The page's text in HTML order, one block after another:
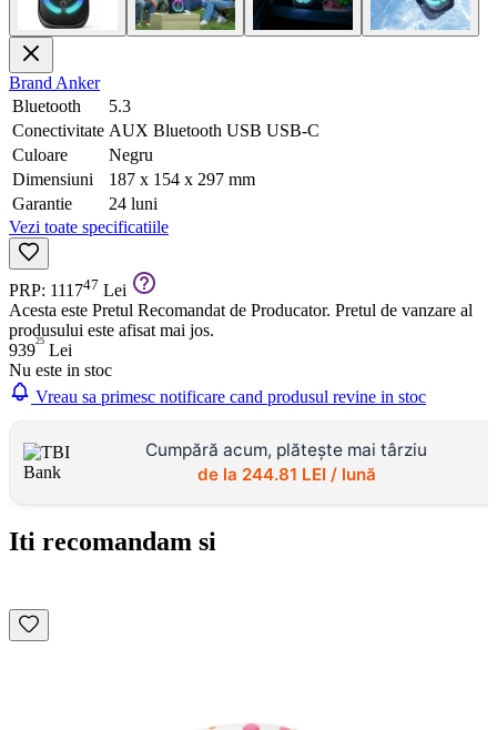
Brand Anker
Bluetooth
5.3
Conectivitate AUX Bluetooth USB USB-C
Culoare
Negru
Dimensiuni
187 x 154 x 297 mm
Garantie
24 luni
Vezi toate specificatiile
PRP: 111747 Lei
Acesta este Pretul Recomandat de Producator. Pretul de vanzare al
produsului este afisat mai jos.
93925 Lei
Nu este in stoc
Vreau sa primesc notificare cand produsul revine in stoc
Cumpără acum, plătește mai târziu
de la 244.81 LEI / lună
Iti recomandam si